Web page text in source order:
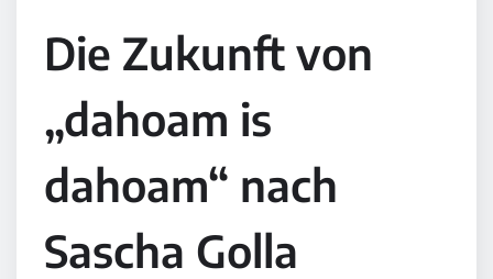
Die Zukunft von
„dahoam is
dahoam“ nach
Sascha Golla